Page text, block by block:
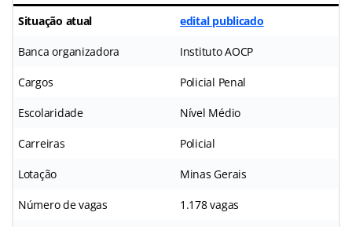
Situação atual edital publicado
Banca organizadora Instituto AOCP
Cargos Policial Penal
Escolaridade Nível Médio
Carreiras Policial
Lotação Minas Gerais
Número de vagas 1.178 vagas